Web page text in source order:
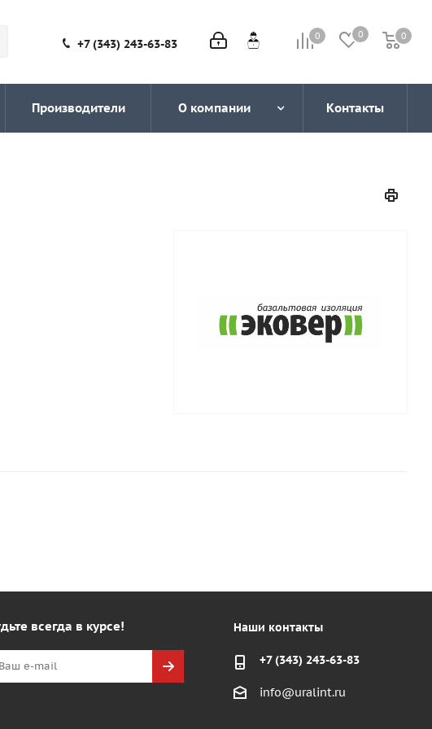
0 0 0
0
+7 (343) 243-63-83
Производители О компании Контакты
всегда в курсе! Наши контакты
+7 (343) 243-63-83
info@uralint.ru